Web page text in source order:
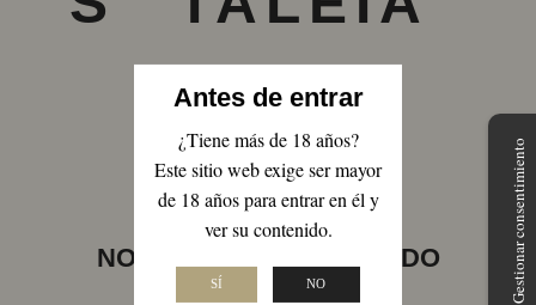
Antes de entrar
¿Tiene más de 18 años?
Este sitio web exige ser mayor
de 18 años para entrar en él y
ver su contenido.
SÍ NO
NO SE HAN ENCONTRADO
PRODUCTOS
Gestionar consentimiento